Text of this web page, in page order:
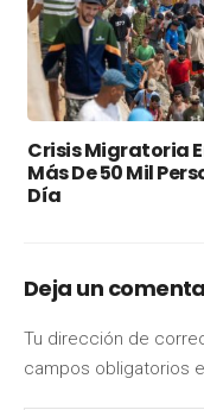
Crisis Migratoria
Más De 50 Mil
Día
Deja un
Tu dirección de
campos obligatorios